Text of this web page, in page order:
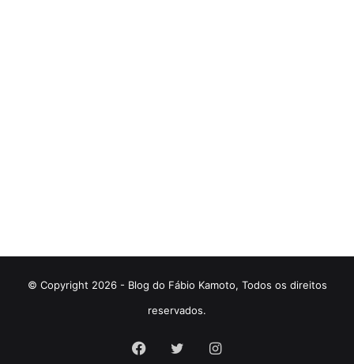
© Copyright 2026 - Blog do Fábio Kamoto, Todos os direitos
reservados.
Facebook
TwitterInstagram